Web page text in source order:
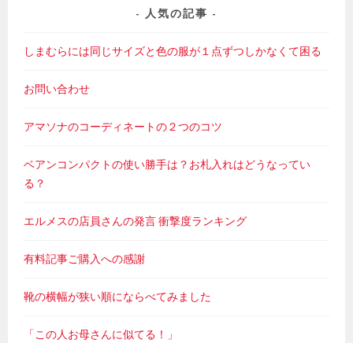
人気の記事
しまむらには同じサイズと色の服が１点ずつしかなくて困る
お問い合わせ
アマソナのコーディネートの２つのコツ
ベアンコンパクトの使い勝手は？お札入れはどうなってい
る？
エルメスの店員さんの発言 衝撃度ランキング
有料記事ご購入への感謝
靴の横幅が狭い順にならべてみました
「この人お母さんに似てる！」